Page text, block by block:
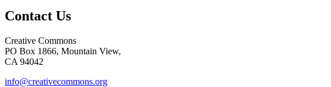
Contact Us
Creative Commons
PO Box 1866, Mountain View,
CA 94042
info@creativecommons.org